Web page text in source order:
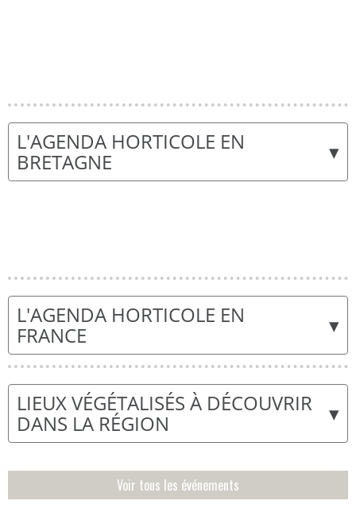
▾
L'AGENDA HORTICOLE EN
BRETAGNE
▾
L'AGENDA HORTICOLE EN
FRANCE
▾
LIEUX VÉGÉTALISÉS À DÉCOUVRIR
DANS LA RÉGION
Voir tous les événements